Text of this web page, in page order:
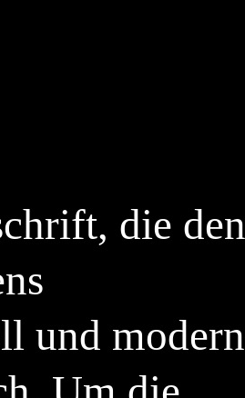
die den
und modern